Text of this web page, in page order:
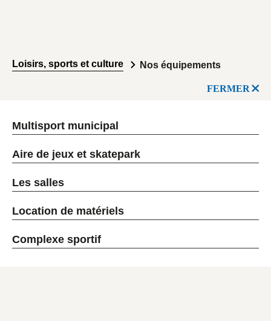
Loisirs, sports et culture Nos équipements
FERMER
Multisport municipal
Aire de jeux et skatepark
Les salles
Location de matériels
Complexe sportif